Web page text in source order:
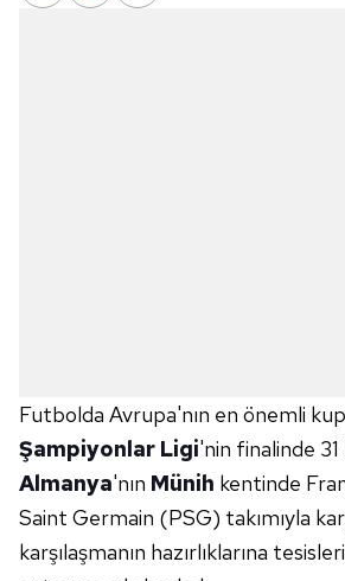
Futbolda Avrupa'nın en önemli
Şampiyonlar Ligi'nin finalinde 31
Almanya'nın Münih kentinde
Saint Germain (PSG) takımıyla
karşılaşmanın hazırlıklarına